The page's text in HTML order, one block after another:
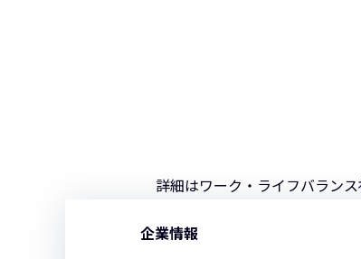
詳細はワーク・ライフバラン
企業情報